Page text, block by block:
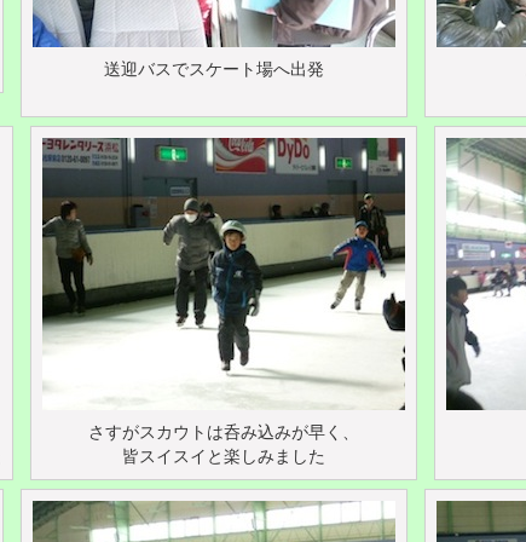
送迎バスでスケート場へ出発
さすがスカウトは呑み込みが早く、
皆スイスイと楽しみました